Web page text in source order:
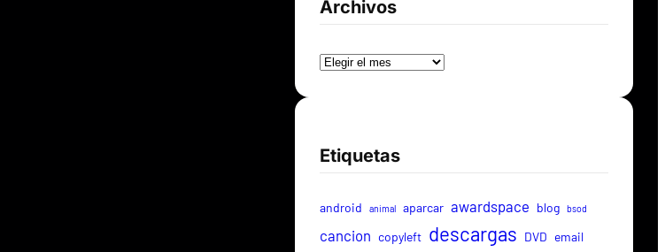
Archivos
Etiquetas
android animal aparcar awardspace blog bsod
cancion copyleft descargas DVD email